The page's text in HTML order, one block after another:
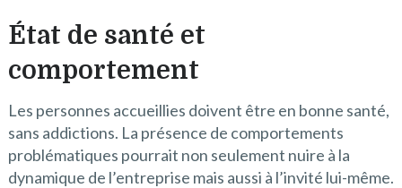
État de santé et
comportement
Les personnes accueillies doivent être en bonne santé,
sans addictions. La présence de comportements
problématiques pourrait non seulement nuire à la
dynamique de l’entreprise mais aussi à l’invité lui-même.